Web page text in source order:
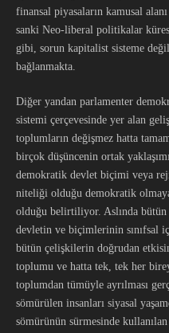
finansal piyasaların kamusal
sanki Neo-liberal politikalar
gibi, sorun kapitalist sisteme
bağlanmakta.
Diğer yandan parlamenter
sistemi çerçevesinde yer alan
toplumların değişmez hatta
birçok düşüncenin ortak
demokratik devlet biçimi veya
niteliği olduğu demokratik
olduğu belirtiliyor. Aslında bütün
devletin ve biçimlerinin sınıfsal
bütün çelişkilerin doğrudan
toplumu ve hatta tek, tek her
toplumdan tümüyle ayrılması
sömürülen insanları siyasal
sömürünün sürmesinde